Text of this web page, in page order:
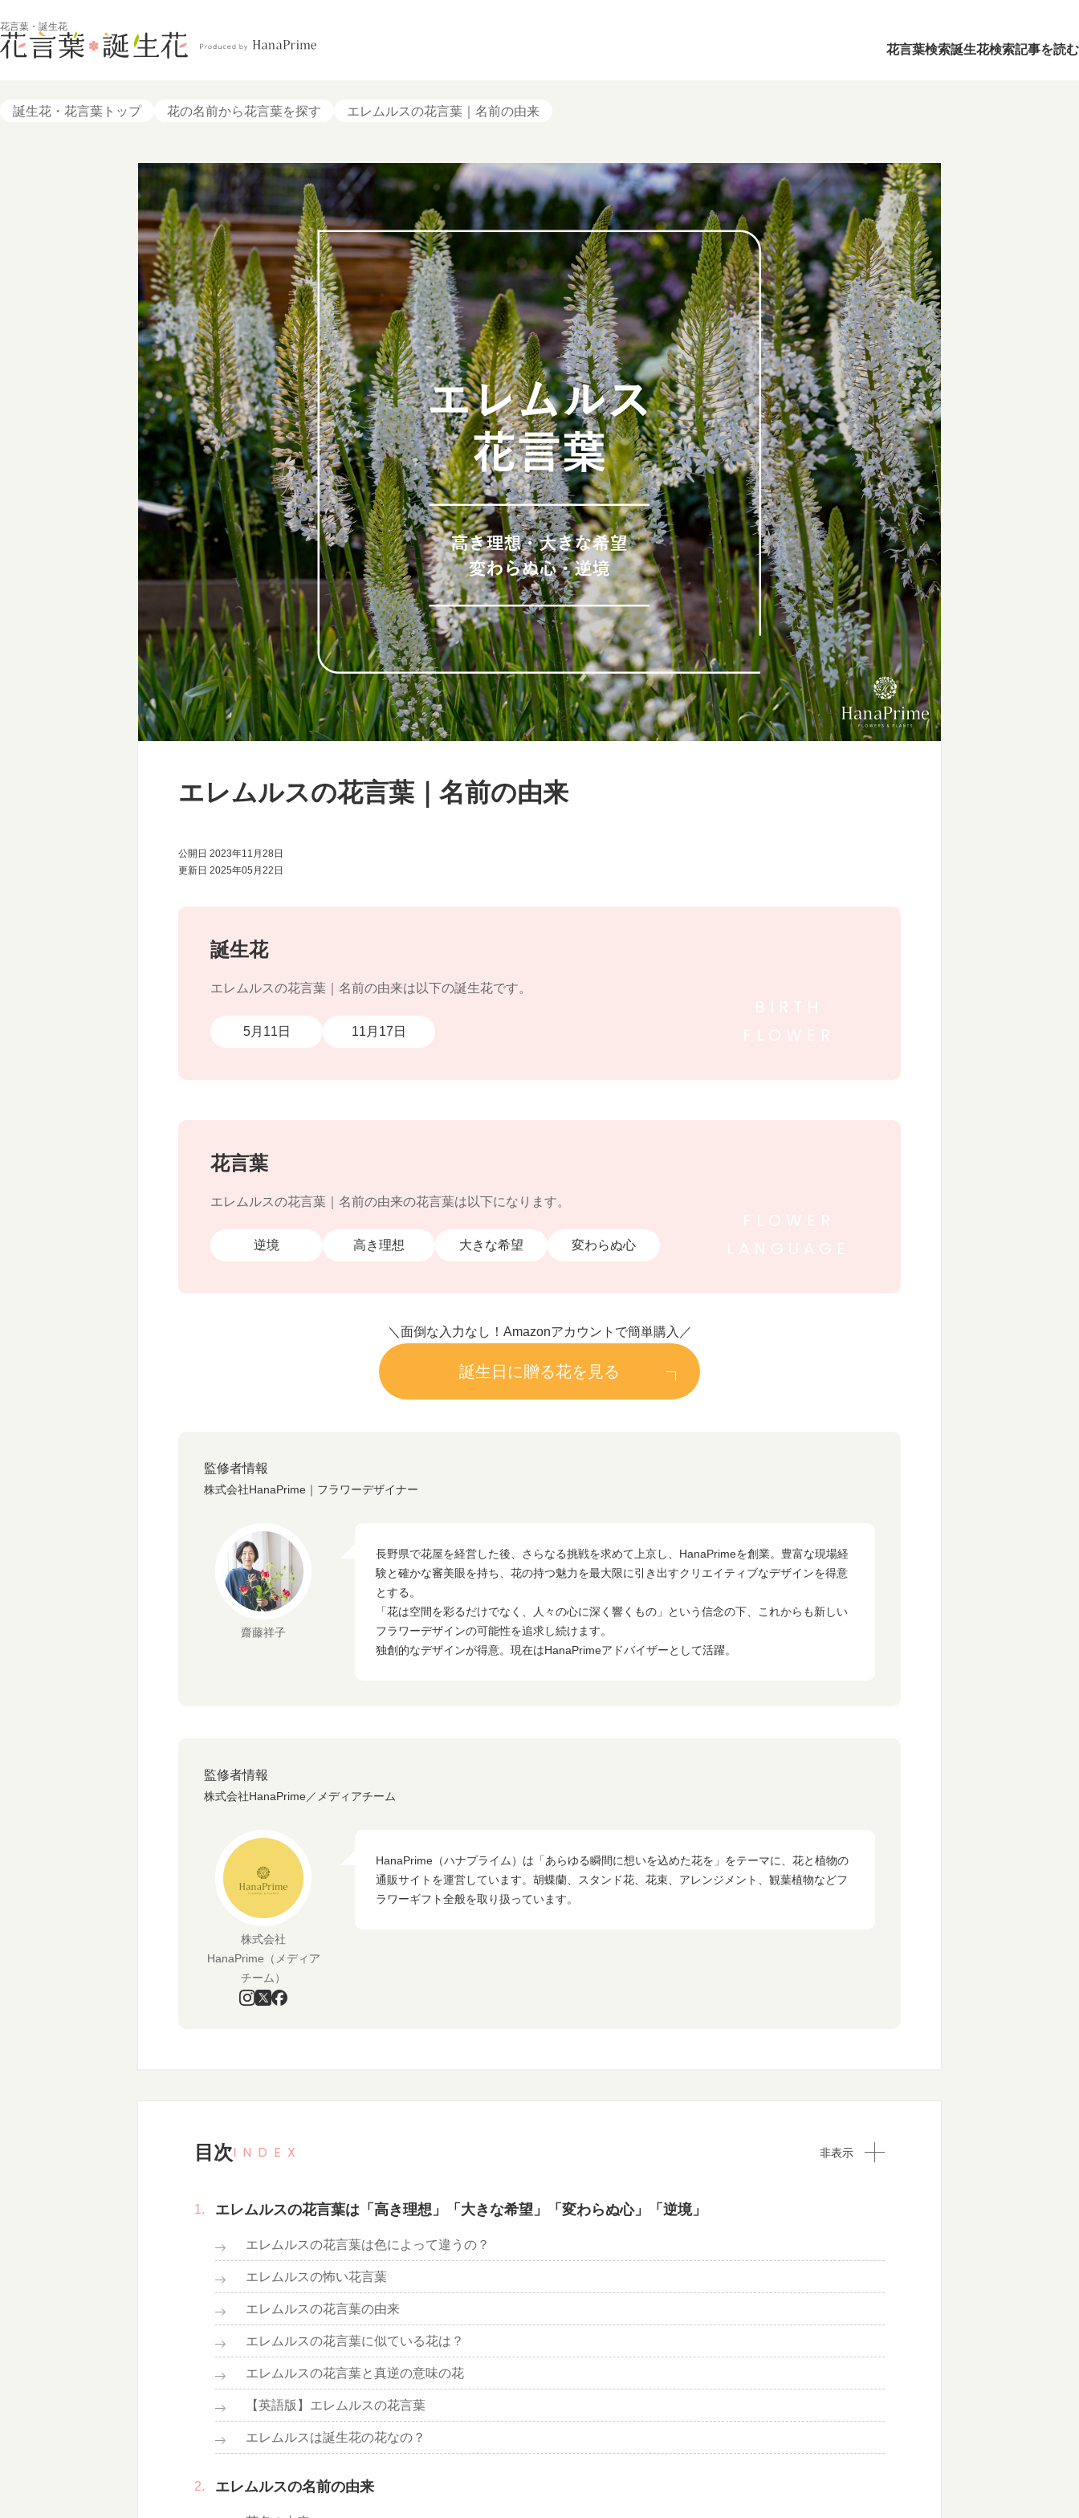
花言葉・誕生花
花言葉検索誕生花検索記事を読む
誕生花・花言葉トップ 花の名前から花言葉を探す エレムルスの花言葉｜名前の由来
エレムルスの花言葉｜名前の由来
公開日 2023年11月28日
更新日 2025年05月22日
誕生花
エレムルスの花言葉｜名前の由来は以下の誕生花です。
5月11日 11月17日
花言葉
エレムルスの花言葉｜名前の由来の花言葉は以下になります。
逆境 高き理想 大きな希望 変わらぬ心
＼面倒な入力なし！Amazonアカウントで簡単購入／
誕生日に贈る花を見る
監修者情報
株式会社HanaPrime｜フラワーデザイナー
齋藤祥子
長野県で花屋を経営した後、さらなる挑戦を求めて上京し、HanaPrimeを創業。豊富な現場経
験と確かな審美眼を持ち、花の持つ魅力を最大限に引き出すクリエイティブなデザインを得意
とする。
「花は空間を彩るだけでなく、人々の心に深く響くもの」という信念の下、これからも新しい
フラワーデザインの可能性を追求し続けます。
独創的なデザインが得意。現在はHanaPrimeアドバイザーとして活躍。
監修者情報
株式会社HanaPrime／メディアチーム
株式会社
HanaPrime（メディア
チーム）
HanaPrime（ハナプライム）は「あらゆる瞬間に想いを込めた花を」をテーマに、花と植物の
通販サイトを運営しています。胡蝶蘭、スタンド花、花束、アレンジメント、観葉植物などフ
ラワーギフト全般を取り扱っています。
目次INDEX 非表示
エレムルスの花言葉は「高き理想」「大きな希望」「変わらぬ心」「逆境」
エレムルスの花言葉は色によって違うの？
エレムルスの怖い花言葉
エレムルスの花言葉の由来
エレムルスの花言葉に似ている花は？
エレムルスの花言葉と真逆の意味の花
【英語版】エレムルスの花言葉
エレムルスは誕生花の花なの？
エレムルスの名前の由来